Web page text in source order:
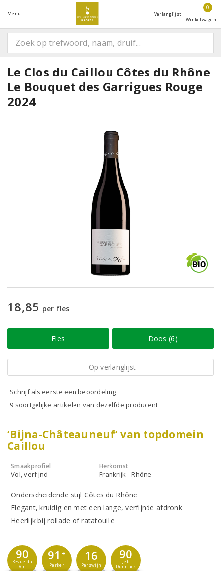
Menu Verlanglijst
0
Winkelwagen
Le Clos du Caillou Côtes du Rhône
Le Bouquet des Garrigues Rouge
2024
18,85 per fles
Fles Doos (6)
Op verlanglijst
Schrijf als eerste een beoordeling
9 soortgelijke artikelen van dezelfde producent
‘Bijna-Châteauneuf’ van topdomein
Caillou
Smaakprofiel
Vol, verfijnd
Herkomst
Frankrijk - Rhône
Onderscheidende stijl Côtes du Rhône
Elegant, kruidig en met een lange, verfijnde afdronk
Heerlijk bij rollade of ratatouille
90
Revue du
Vin
91 +
Parker
16
Perswijn
90
Jeb
Dunnuck